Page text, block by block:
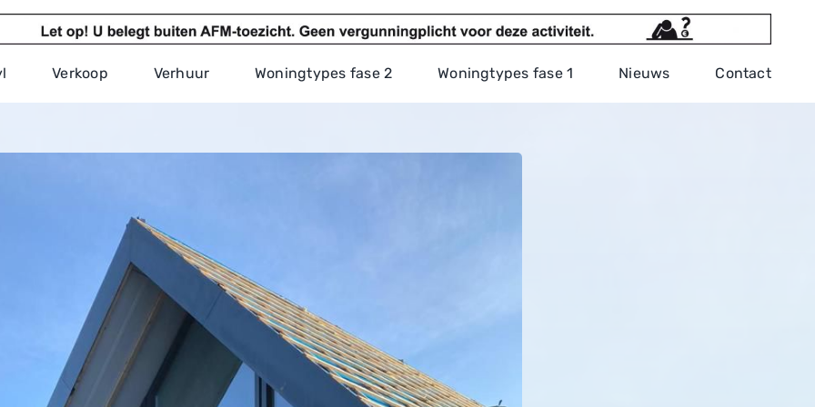
Verkoop Verhuur Woningtypes fase 2 Woningtypes fase 1 Nieuws Contact